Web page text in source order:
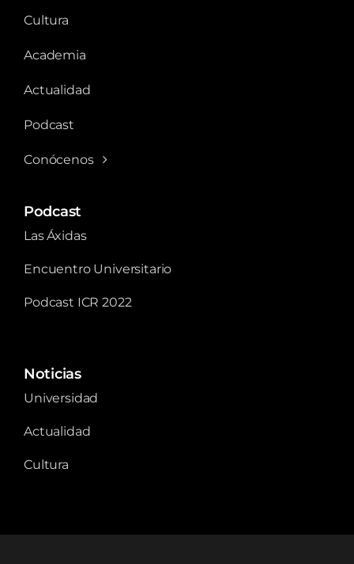
Cultura
Academia
Actualidad
Podcast
Conócenos
Podcast
Las Áxidas
Encuentro Universitario
Podcast ICR 2022
Noticias
Universidad
Actualidad
Cultura